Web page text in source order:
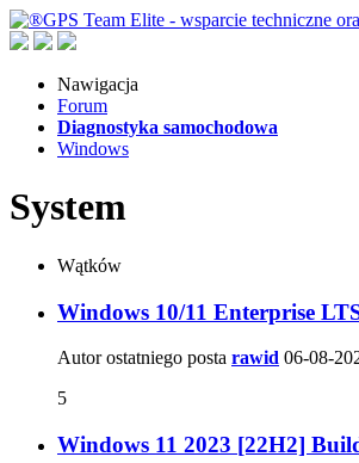
Nawigacja
Forum
Diagnostyka samochodowa
Windows
System
Wątków
Windows 10/11 Enterprise
Autor ostatniego posta rawid 06-08-
5
Windows 11 2023 [22H2]